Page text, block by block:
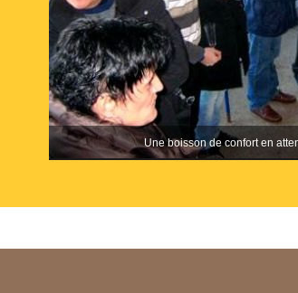
Une boisson de confort en